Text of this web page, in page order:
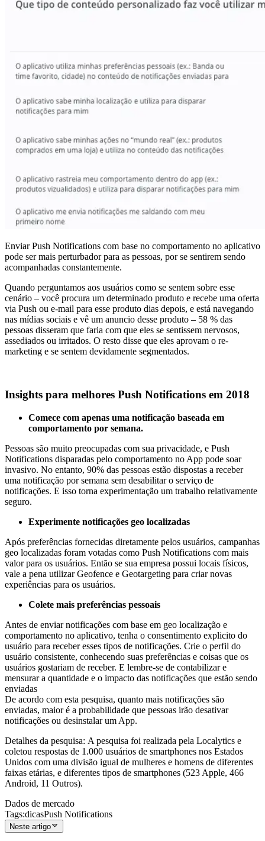
Enviar Push Notifications com base no comportamento no aplicativo
pode ser mais perturbador para as pessoas, por se sentirem sendo
acompanhadas constantemente.
Quando perguntamos aos usuários como se sentem sobre esse
cenário – você procura um determinado produto e recebe uma oferta
via Push ou e-mail para esse produto dias depois, e está navegando
nas mídias sociais e vê um anuncio desse produto – 58 % das
pessoas disseram que faria com que eles se sentissem nervosos,
assediados ou irritados. O resto disse que eles aprovam o re-
marketing e se sentem devidamente segmentados.
Insights para melhores Push Notifications em 2018
Comece com apenas uma notificação baseada em
comportamento por semana.
Pessoas são muito preocupadas com sua privacidade, e Push
Notifications disparadas pelo comportamento no App pode soar
invasivo. No entanto, 90% das pessoas estão dispostas a receber
uma notificação por semana sem desabilitar o serviço de
notificações. E isso torna experimentação um trabalho relativamente
seguro.
Experimente notificações geo localizadas
Após preferências fornecidas diretamente pelos usuários, campanhas
geo localizadas foram votadas como Push Notifications com mais
valor para os usuários. Então se sua empresa possui locais físicos,
vale a pena utilizar Geofence e Geotargeting para criar novas
experiências para os usuários.
Colete mais preferências pessoais
Antes de enviar notificações com base em geo localização e
comportamento no aplicativo, tenha o consentimento explicito do
usuário para receber esses tipos de notificações. Crie o perfil do
usuário consistente, conhecendo suas preferências e coisas que os
usuários gostariam de receber. E lembre-se de contabilizar e
mensurar a quantidade e o impacto das notificações que estão sendo
enviadas
De acordo com esta pesquisa, quanto mais notificações são
enviadas, maior é a probabilidade que pessoas irão desativar
notificações ou desinstalar um App.
Detalhes da pesquisa: A pesquisa foi realizada pela Localytics e
coletou respostas de 1.000 usuários de smartphones nos Estados
Unidos com uma divisão igual de mulheres e homens de diferentes
faixas etárias, e diferentes tipos de smartphones (523 Apple, 466
Android, 11 Outros).
Dados de mercado
Tags:dicasPush Notifications
Neste artigo